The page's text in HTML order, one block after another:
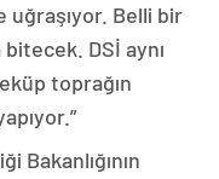
Belli bir
DSİ aynı
toprağın
Bakanlığının